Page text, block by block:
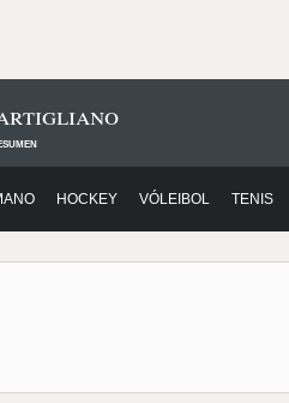
HOCKEY VÓLEIBOL TENIS